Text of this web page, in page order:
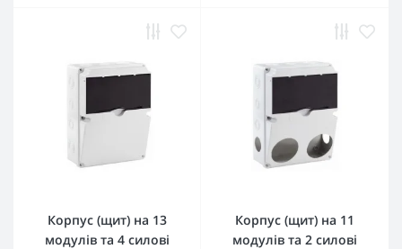
Корпус (щит) на 13
модулів та 4 силові
Корпус (щит) на 11
модулів та 2 силові